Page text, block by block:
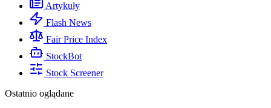
Artykuły
Flash News
Fair Price Index
StockBot
Stock Screener
Ostatnio oglądane